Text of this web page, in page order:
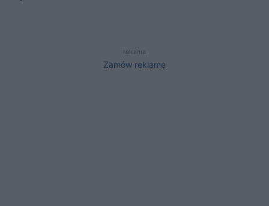
reklama
Zamów reklamę